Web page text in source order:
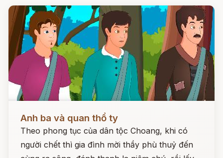
Anh ba và quan thổ ty
Theo phong tục của dân tộc Choang, khi có
người chết thì gia đình mời thầy phù thuỷ đến